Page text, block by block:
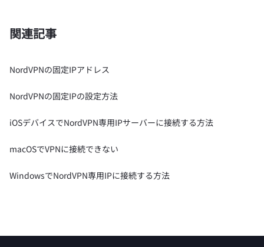
関連記事
NordVPNの固定IPアドレス
NordVPNの固定IPの設定方法
iOSデバイスでNordVPN専用IPサーバーに接続する方法
macOSでVPNに接続できない
WindowsでNordVPN専用IPに接続する方法